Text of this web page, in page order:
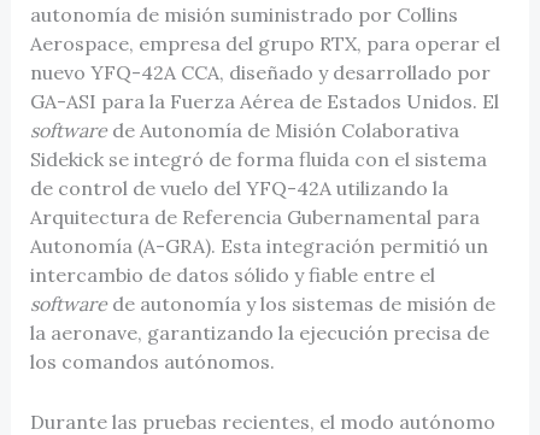
autonomía de misión suministrado por Collins
Aerospace, empresa del grupo RTX, para operar el
nuevo YFQ-42A CCA, diseñado y desarrollado por
GA-ASI para la Fuerza Aérea de Estados Unidos. El
software de Autonomía de Misión Colaborativa
Sidekick se integró de forma fluida con el sistema
de control de vuelo del YFQ-42A utilizando la
Arquitectura de Referencia Gubernamental para
Autonomía (A-GRA). Esta integración permitió un
intercambio de datos sólido y fiable entre el
softwarede autonomía y los sistemas de misión de
la aeronave, garantizando la ejecución precisa de
los comandos autónomos.
Durante las pruebas recientes, el modo autónomo